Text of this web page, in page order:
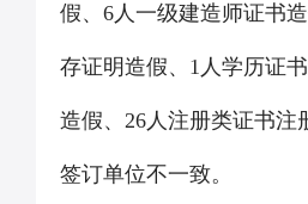
假、 6人一级建造师证书造
存证明造假、 1 人学历证书
造假、 26人注册类证书注
签订单位不一致。